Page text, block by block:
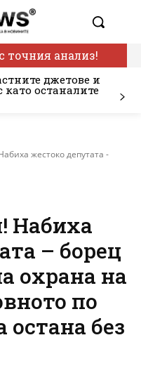
точния анализ!
джетове и
останалите
жестоко депутата -
Набиха
– борец
охрана на
по
без